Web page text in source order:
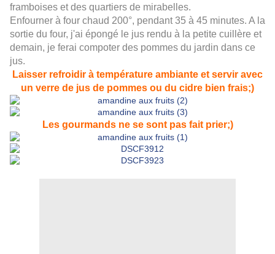
framboises et des quartiers de mirabelles.
Enfourner à four chaud 200°, pendant 35 à 45 minutes. A la
sortie du four, j'ai épongé le jus rendu à la petite cuillère et
demain, je ferai compoter des pommes du jardin dans ce
jus.
Laisser refroidir à température ambiante et servir avec
un verre de jus de pommes ou du cidre bien frais;)
Les gourmands ne se sont pas fait prier;)